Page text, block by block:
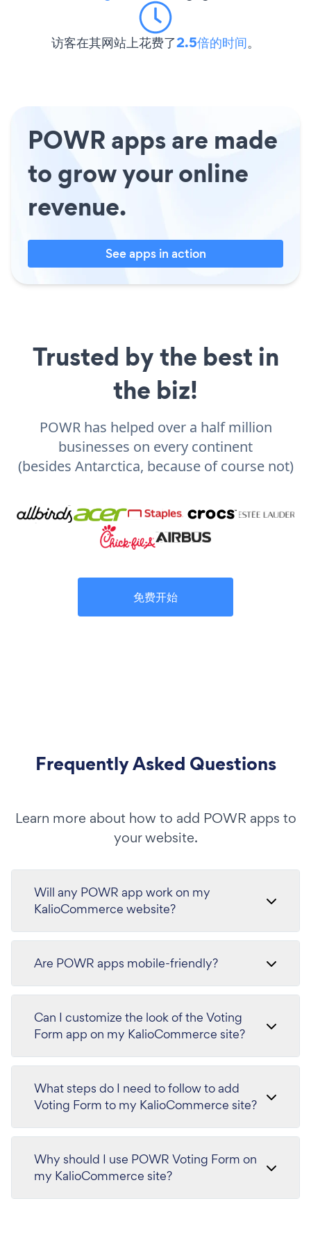
访客在其网站上花费了2.5倍的时间。
POWR apps are made
to grow your online
revenue.
See apps in action
Trusted by the best in
the biz!
POWR has helped over a half million
businesses on every continent
(besides Antarctica, because of course not)
免费开始
Frequently Asked Questions
Learn more about how to add POWR apps to
your website.
Will any POWR app work on my
KalioCommerce website?
Are POWR apps mobile-friendly?
Can I customize the look of the Voting
Form app on my KalioCommerce site?
What steps do I need to follow to add
Voting Form to my KalioCommerce site?
Why should I use POWR Voting Form on
my KalioCommerce site?